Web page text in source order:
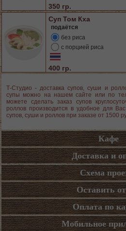
350 гр.
Суп Том Кха
подаётся
без риса
с порцией риса
400 гр.
Т-Студио - доставка супов, суши и
супы можно на нашем сайте или по
можете сделать заказ супов
роллов производится в удобное для
супов, суши и роллов при заказе от 1500
Кафе
Доставка и
Схема
Оставить
Оплата по
Мобильное